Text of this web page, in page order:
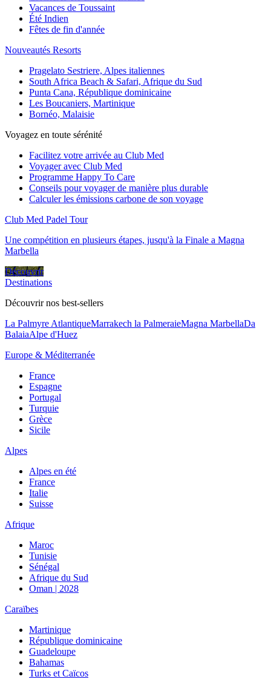
Vacances de Toussaint
Été Indien
Fêtes de fin d'année
Nouveautés Resorts
Pragelato Sestriere, Alpes italiennes
South Africa Beach & Safari, Afrique du Sud
Punta Cana, République dominicaine
Les Boucaniers, Martinique
Bornéo, Malaisie
Voyagez en toute sérénité
Facilitez votre arrivée au Club Med
Voyager avec Club Med
Programme Happy To Care
Conseils pour voyager de manière plus durable
Calculer les émissions carbone de son voyage
Club Med Padel Tour
Une compétition en plusieurs étapes, jusqu'à la Finale a Magna
Marbella
Découvrir
Destinations
Découvrir nos best-sellers
La Palmyre AtlantiqueMarrakech la PalmeraieMagna MarbellaDa
BalaiaAlpe d'Huez
Europe & Méditerranée
France
Espagne
Portugal
Turquie
Grèce
Sicile
Alpes
Alpes en été
France
Italie
Suisse
Afrique
Maroc
Tunisie
Sénégal
Afrique du Sud
Oman | 2028
Caraïbes
Martinique
République dominicaine
Guadeloupe
Bahamas
Turks et Caïcos